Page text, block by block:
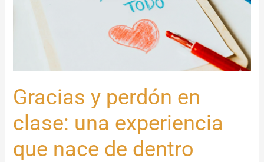
Gracias y perdón en
clase: una experiencia
que nace de dentro
nace
de
dentro